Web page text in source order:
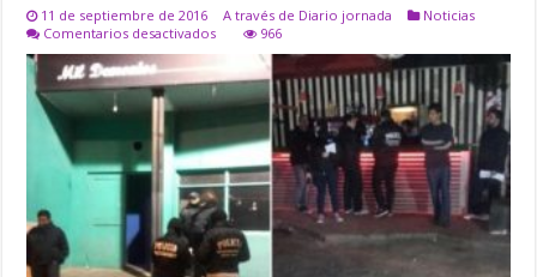
11 de septiembre de 2016 A través de Diario jornada
Noticias
Comentarios desactivadosen
Operativo
un
boliche
de
Rawson
por
una
causa
de
trata
de
menores
966